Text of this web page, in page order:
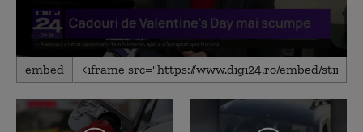
0
seconds
2
minutes,
embed